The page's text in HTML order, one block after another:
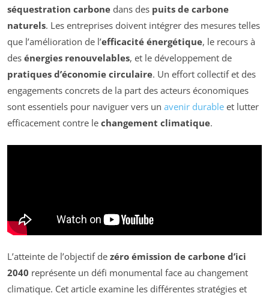
séquestration carbone dans des puits de carbone
naturels. Les entreprises doivent intégrer des mesures telles
que l’amélioration de l’efficacité énergétique, le recours à
des énergies renouvelables, et le développement de
pratiques d’économie circulaire. Un effort collectif et des
engagements concrets de la part des acteurs économiques
sont essentiels pour naviguer vers un avenir durable et lutter
efficacement contre le changement climatique.
L’atteinte de l’objectif de zéro émission de carbone d’ici
2040 représente un défi monumental face au changement
climatique. Cet article examine les différentes stratégies et